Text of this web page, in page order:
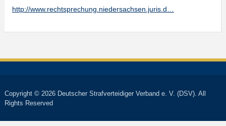
http://www.rechtsprechung.niedersachsen.juris.d…
Copyright © 2026 Deutscher Strafverteidiger Verband e. V. (DSV). All
Rights Reserved